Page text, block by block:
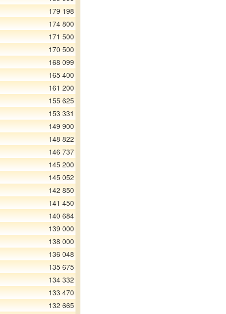
179 198
174 800
171 500
170 500
168 099
165 400
161 200
155 625
153 331
149 900
148 822
146 737
145 200
145 052
142 850
141 450
140 684
139 000
138 000
136 048
135 675
134 332
133 470
132 665